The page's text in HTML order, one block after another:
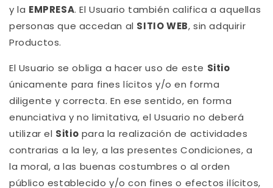
y la EMPRESA. El Usuario también califica a aquellas
personas que accedan al SITIO WEB, sin adquirir
Productos.
El Usuario se obliga a hacer uso de este Sitio
únicamente para fines lícitos y/o en forma
diligente y correcta. En ese sentido, en forma
enunciativa y no limitativa, el Usuario no deberá
utilizar el Sitio para la realización de actividades
contrarias a la ley, a las presentes Condiciones, a
la moral, a las buenas costumbres o al orden
público establecido y/o con fines o efectos ilícitos,